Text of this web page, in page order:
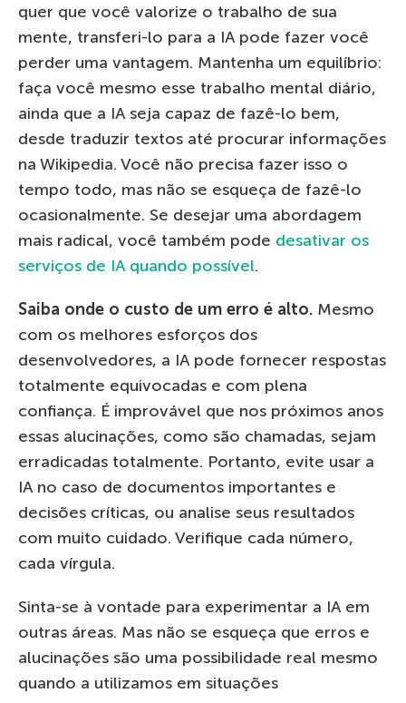
quer que você valorize o trabalho de sua
mente, transferi-lo para a IA pode fazer você
perder uma vantagem. Mantenha um equilíbrio:
faça você mesmo esse trabalho mental diário,
ainda que a IA seja capaz de fazê-lo bem,
desde traduzir textos até procurar informações
na Wikipedia. Você não precisa fazer isso o
tempo todo, mas não se esqueça de fazê-lo
ocasionalmente. Se desejar uma abordagem
mais radical, você também pode desativar os
serviços de IA quando possível.
Saiba onde o custo de um erro é alto. Mesmo
com os melhores esforços dos
desenvolvedores, a IA pode fornecer respostas
totalmente equivocadas e com plena
confiança. É improvável que nos próximos anos
essas alucinações, como são chamadas, sejam
erradicadas totalmente. Portanto, evite usar a
IA no caso de documentos importantes e
decisões críticas, ou analise seus resultados
com muito cuidado. Verifique cada número,
cada vírgula.
Sinta-se à vontade para experimentar a IA em
outras áreas. Mas não se esqueça que erros e
alucinações são uma possibilidade real mesmo
quando a utilizamos em situações